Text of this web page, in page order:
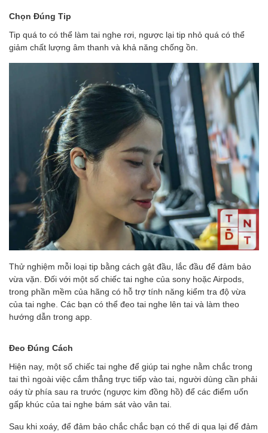
Chọn Đúng Tip
Tip quá to có thể làm tai nghe rơi, ngược lại tip nhỏ quá có thể
giảm chất lượng âm thanh và khả năng chống ồn.
Thử nghiệm mỗi loại tip bằng cách gật đầu, lắc đầu để đảm bảo
vừa vặn. Đối với một số chiếc tai nghe của sony hoặc Airpods,
trong phần mềm của hãng có hỗ trợ tính năng kiểm tra độ vừa
của tai nghe. Các bạn có thể đeo tai nghe lên tai và làm theo
hướng dẫn trong app.
Đeo Đúng Cách
Hiện nay, một số chiếc tai nghe để giúp tai nghe nằm chắc trong
tai thì ngoài việc cắm thẳng trực tiếp vào tai, người dùng cần phải
oáy từ phía sau ra trước (ngược kim đồng hồ) để các điểm uốn
gấp khúc của tai nghe bám sát vào vân tai.
Sau khi xoáy, để đảm bảo chắc chắc bạn có thể di qua lại để đảm